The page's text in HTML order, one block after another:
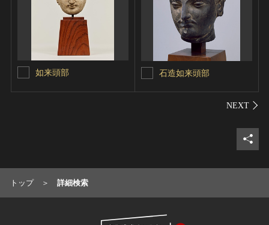
如来頭部 石造如来頭部
シェ
トップ 詳細検索